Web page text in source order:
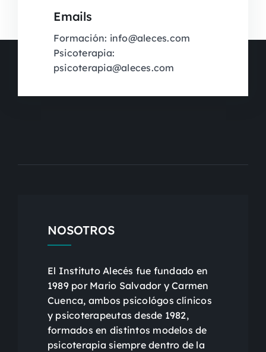
Emails
Formación: info@aleces.com
Psicoterapia:
psicoterapia@aleces.com
NOSOTROS
El Instituto Alecés fue fundado en
1989 por Mario Salvador y Carmen
Cuenca, ambos psicológos clínicos
y psicoterapeutas desde 1982,
formados en distintos modelos de
psicoterapia siempre dentro de la